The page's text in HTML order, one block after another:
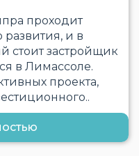
проходит
развития, и в
стоит застройщик
в Лимассоле.
проекта,